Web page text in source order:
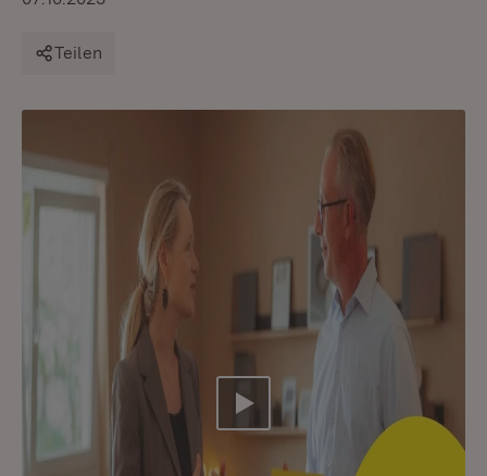
Teilen
Video abspielen